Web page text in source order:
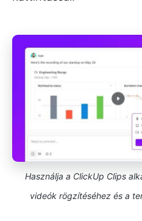
Használja a ClickUp Clips
videók rögzítéséhez és a